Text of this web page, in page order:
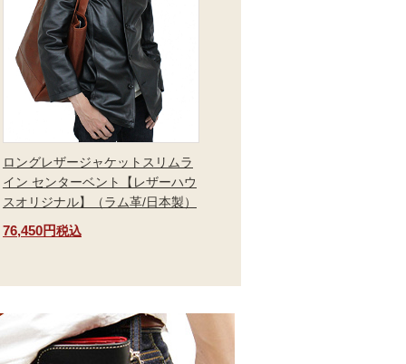
ロングレザージャケットスリムラ
イン センターベント【レザーハウ
スオリジナル】（ラム革/日本製）
76,450円税込